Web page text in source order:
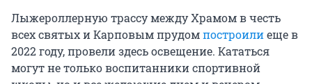
Лыжероллерную трассу между Храмом в честь
всех святых и Карповым прудомпостроилиеще в
2022 году, провели здесь освещение. Кататься
могут не только воспитанники спортивной